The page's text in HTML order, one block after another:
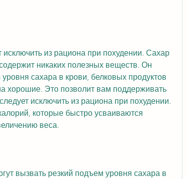
никаких полезных веществ. Он
сахара в крови, белковых продуктов
хорошие. Это позволит вам поддерживать
исключить из рациона при похудении.
которые быстро усваиваются
веса.
вызвать резкий подъем уровня сахара в